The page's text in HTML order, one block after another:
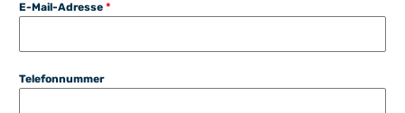
E-Mail-Adresse *
Telefonnummer